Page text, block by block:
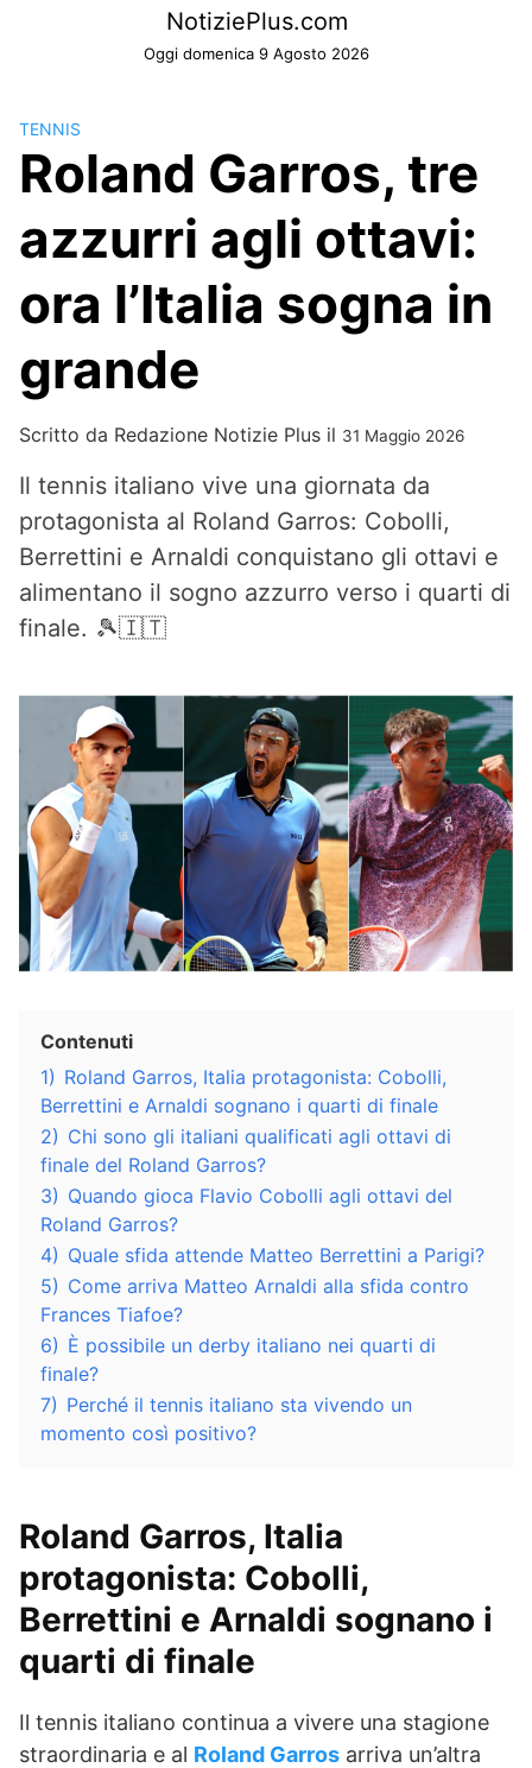
NotiziePlus.com
Oggi domenica 9 Agosto 2026
TENNIS
Roland Garros, tre
azzurri agli ottavi:
ora l’Italia sogna in
grande
Scritto da Redazione Notizie Plus il 31 Maggio 2026
Il tennis italiano vive una giornata da
protagonista al Roland Garros: Cobolli,
Berrettini e Arnaldi conquistano gli ottavi e
alimentano il sogno azzurro verso i quarti di
finale. 🎾🇮🇹
Contenuti
1) Roland Garros, Italia protagonista: Cobolli,
Berrettini e Arnaldi sognano i quarti di finale
2) Chi sono gli italiani qualificati agli ottavi di
finale del Roland Garros?
3) Quando gioca Flavio Cobolli agli ottavi del
Roland Garros?
4) Quale sfida attende Matteo Berrettini a Parigi?
5) Come arriva Matteo Arnaldi alla sfida contro
Frances Tiafoe?
6) È possibile un derby italiano nei quarti di
finale?
7) Perché il tennis italiano sta vivendo un
momento così positivo?
Roland Garros, Italia
protagonista: Cobolli,
Berrettini e Arnaldi sognano i
quarti di finale
Il tennis italiano continua a vivere una stagione
straordinaria e al Roland Garros arriva un’altra